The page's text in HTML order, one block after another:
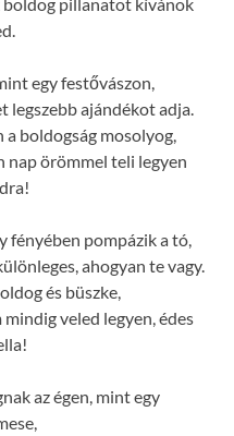
egy festővászon,
legszebb ajándékot adja.
boldogság mosolyog,
nap örömmel teli legyen
fényében pompázik a tó,
ahogyan te vagy.
és büszke,
veled legyen, édes
az égen, mint egy